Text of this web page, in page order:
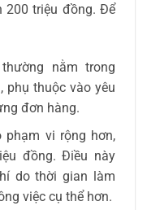
200 triệu đồng. Để
nằm trong
phụ thuộc vào yêu
đơn hàng.
vi rộng hơn,
đồng. Điều này
do thời gian làm
việc cụ thể hơn.